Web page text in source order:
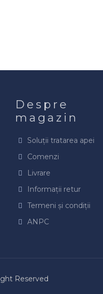
Despre
magazin
Soluții tratarea apei
Comenzi
Livrare
Informații retur
Termeni și condiții
ANPC
Reserved